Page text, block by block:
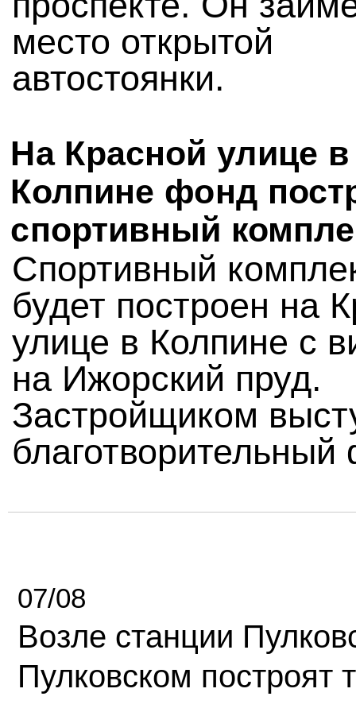
место открытой
автостоянки.
На Красной улице в
Колпине фонд
спортивный
Спортивный
будет построен на
улице в Колпине с
на Ижорский пруд.
Застройщиком
07/08
Возле станции
Пулковском построят